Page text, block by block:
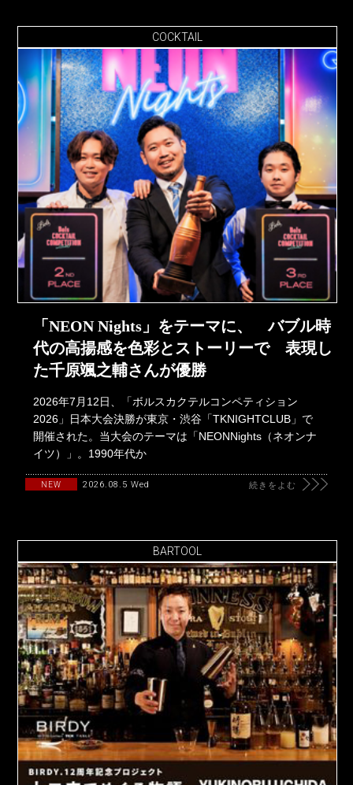
COCKTAIL
「NEON Nights」をテーマに、 バブル時
代の高揚感を色彩とストーリーで 表現し
た千原颯之輔さんが優勝
2026年7月12日、「ボルスカクテルコンペティション
2026」日本大会決勝が東京・渋谷「TKNIGHTCLUB」で
開催された。当大会のテーマは「NEONNights（ネオンナ
イツ）」。1990年代か
NEW 2026.08.5 Wed 続きをよむ
BARTOOL